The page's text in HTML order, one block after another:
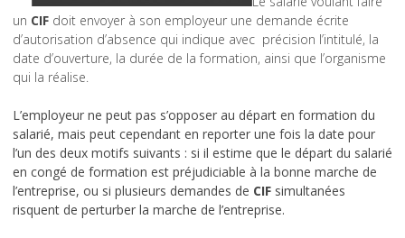
un CIF doit envoyer à son employeur une demande écrite
d’autorisation d’absence qui indique avec précision l’intitulé, la
date d’ouverture, la durée de la formation, ainsi que l’organisme
qui la réalise.
L’employeur ne peut pas s’opposer au départ en formation du
salarié, mais peut cependant en reporter une fois la date pour
l’un des deux motifs suivants : si il estime que le départ du salarié
en congé de formation est préjudiciable à la bonne marche de
l’entreprise, ou si plusieurs demandes de CIF simultanées
risquent de perturber la marche de l’entreprise.